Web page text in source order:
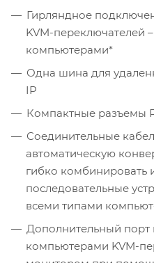
Гирляндное
KVM-переключателей
компьютерами*
Одна шина для
IP
Компактные разъемы
Соединительные
автоматическую
гибко комбинировать
последовательные
всеми типами
Дополнительный порт
компьютерами KVM-